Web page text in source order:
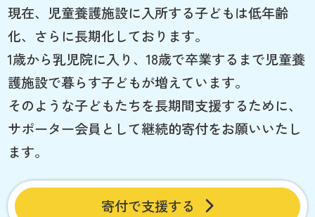
現在、児童養護施設に入所する子どもは低年齢
化、さらに長期化しております。
1歳から乳児院に入り、18歳で卒業するまで児童養
護施設で暮らす子どもが増えています。
そのような子どもたちを長期間支援するために、
サポーター会員として継続的寄付をお願いいたし
ます。
寄付で支援する